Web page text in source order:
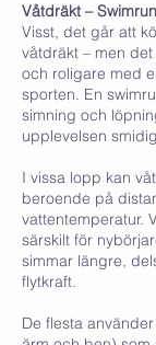
Våtdräkt –
Visst, det går att
våtdräkt – men
och roligare med
sporten. En
simning och
upplevelsen
I vissa lopp kan
beroende på
vattentemperatur.
särskilt för
simmar längre,
flytkraft.
De flesta